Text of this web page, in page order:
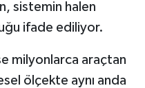
sistemin halen
ifade ediliyor.
milyonlarca araçtan
ölçekte aynı anda